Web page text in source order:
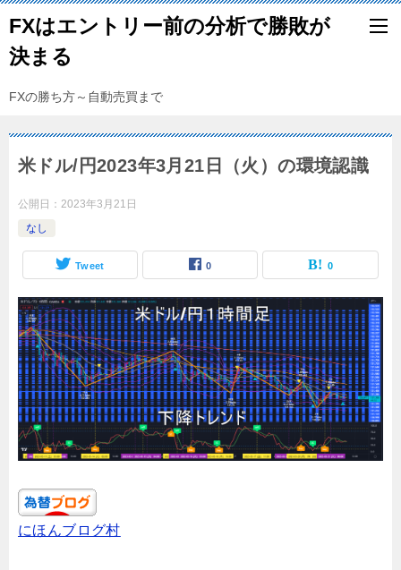
FXはエントリー前の分析で勝敗が
決まる
FXの勝ち方～自動売買まで
米ドル/円2023年3月21日（火）の環境認識
公開日： 2023年3月21日
なし
Tweet 0 0
にほんブログ村